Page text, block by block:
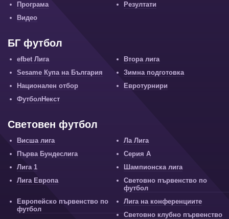
Програма
Резултати
Видео
БГ футбол
efbet Лига
Втора лига
Sesame Купа на България
Зимна подготовка
Национален отбор
Евротурнири
ФутболНекст
Световен футбол
Висша лига
Ла Лига
Първа Бундеслига
Серия А
Лига 1
Шампионска лига
Лига Европа
Световно първенство по
футбол
Европейско първенство по
футбол
Лига на конференциите
Световно клубно първенство